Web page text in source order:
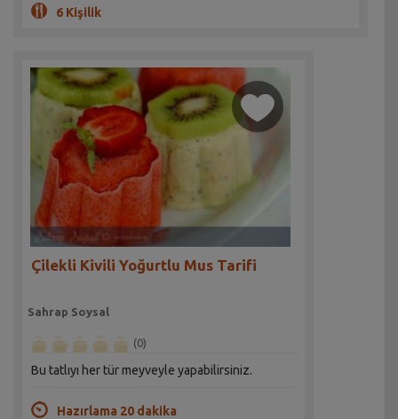
6 Kişilik
Çilekli Kivili Yoğurtlu Mus Tarifi
Sahrap Soysal
(0)
Bu tatlıyı her tür meyveyle yapabilirsiniz.
Hazırlama 20 dakika